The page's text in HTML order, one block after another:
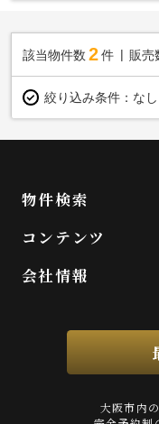
該当物件数 2件 販売
絞り込み条件： なし
物件検索
コンテンツ
会社情報
大阪市内